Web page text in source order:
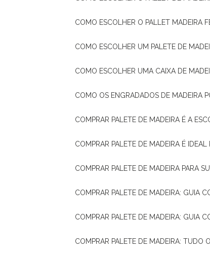
COMO ESCOLHER O PALLET MADEIRA
COMO ESCOLHER UM PALETE DE
COMO ESCOLHER UMA CAIXA DE
COMO OS ENGRADADOS DE MADEIRA
COMPRAR PALETE DE MADEIRA É A
COMPRAR PALETE DE MADEIRA É
COMPRAR PALETE DE MADEIRA PARA
COMPRAR PALETE DE MADEIRA: GUIA
COMPRAR PALETE DE MADEIRA: GUIA
COMPRAR PALETE DE MADEIRA: